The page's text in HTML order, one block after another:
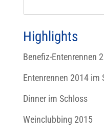
Highlights
Benefiz-Entenrennen
Entenrennen 2014 im
Dinner im Schloss
Weinclubbing 2015